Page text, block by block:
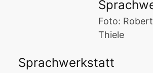
Foto: Robert
Thiele
Sprachwerkstatt